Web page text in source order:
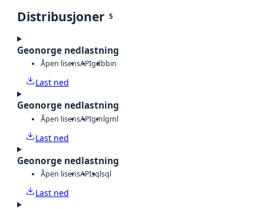
Distribusjoner 5
Geonorge nedlastning
Åpen lisensAPIgdbbin
Last ned
Geonorge nedlastning
Åpen lisensAPIgmlgml
Last ned
Geonorge nedlastning
Åpen lisensAPIsqlsql
Last ned